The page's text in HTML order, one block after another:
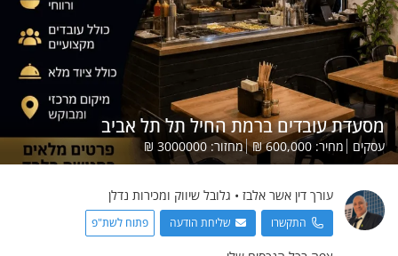
מסעדת עובדים ברמת החיל תל תל אביב
עסקים מחיר: 600,000
₪ מחזור: 3000000
₪
עורך דין אשר אלבז • גלובל שיווק ומכירות נדלן
התקשרו שליחת הודעה פתוח לשת"פ